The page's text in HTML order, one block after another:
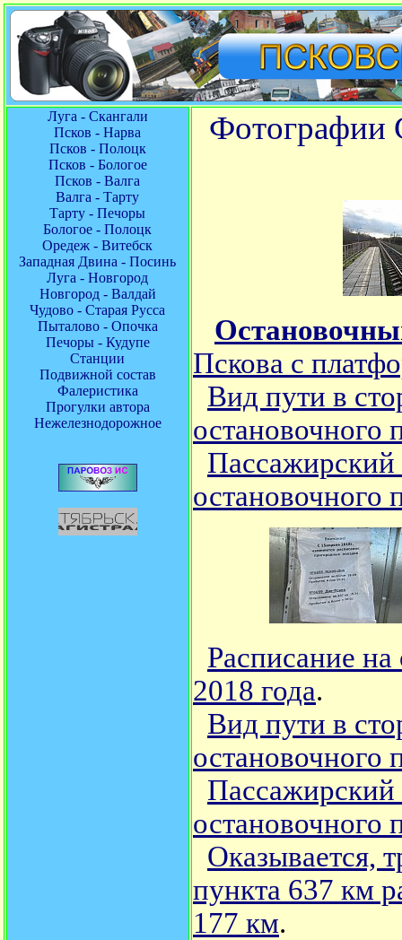
Луга - Скангали
Псков - Нарва
Псков - Полоцк
Псков - Бологое
Псков - Валга
Валга - Тарту
Тарту - Печоры
Бологое - Полоцк
Оредеж - Витебск
Западная Двина - Посинь
Луга - Новгород
Новгород - Валдай
Чудово - Старая Русса
Пыталово - Опочка
Печоры - Кудупе
Станции
Подвижной состав
Фалеристика
Прогулки автора
Нежелезнодорожное
Фотографии
Пскова с
Вид пути в
остановочного
Пассажирский
остановочного
Расписание
2018 года.
Вид пути в
остановочного
Пассажирский
остановочного
Оказывается,
пункта 637 км
177 км.